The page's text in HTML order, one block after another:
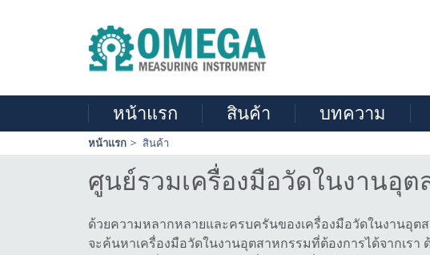
navigation
หน้าแรก สินค้า บทความ
หน้าแรก สินค้า
ศูนย์รวมเครื่องมือวัดในงานอุ
ด้วยความหลากหลายและครบครันของเครื่องมือวัดในงานอุตส
จะค้นหาเครื่องมือวัดในงานอุตสาหกรรมที่ต้องการได้จากเรา